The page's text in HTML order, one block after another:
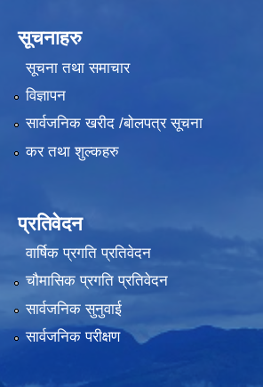
सूचनाहरु
सूचना तथा समाचार
विज्ञापन
सार्वजनिक खरीद /बोलपत्र सूचना
कर तथा शुल्कहरु
प्रतिवेदन
वार्षिक प्रगति प्रतिवेदन
चौमासिक प्रगति प्रतिवेदन
सार्वजनिक सुनुवाई
सार्वजनिक परीक्षण